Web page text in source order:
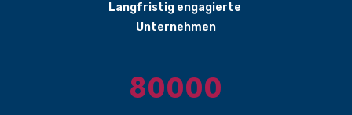
Langfristig engagierte
Unternehmen
80000